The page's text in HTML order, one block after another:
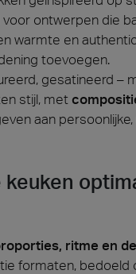
ontwerpen die
warmte en
toevoegen.
gesatineerd –
stijl, met
aan
ritme en
formaten, bedoeld